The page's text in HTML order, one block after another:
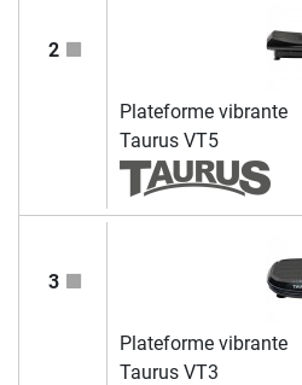
2
Plateforme vibrante
Taurus VT5
3
Plateforme vibrante
Taurus VT3